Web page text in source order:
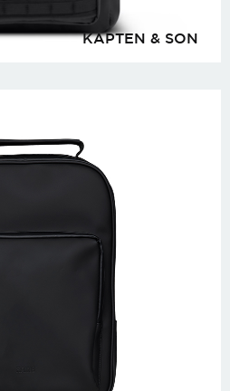
KAPTEN & SON